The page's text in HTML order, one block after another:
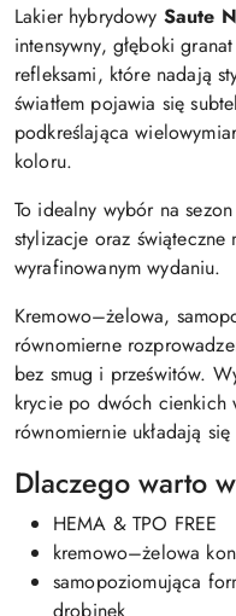
Lakier hybrydowy Saute
intensywny, głęboki
refleksami, które nadają
światłem pojawia się
podkreślająca
koloru.
To idealny wybór na
stylizacje oraz
wyrafinowanym wydaniu.
Kremowo–żelowa,
równomierne
bez smug i prześwitów.
krycie po dwóch cienkich
równomiernie układają
Dlaczego warto
HEMA & TPO FREE
kremowo–żelowa
samopoziomująca
drobinek